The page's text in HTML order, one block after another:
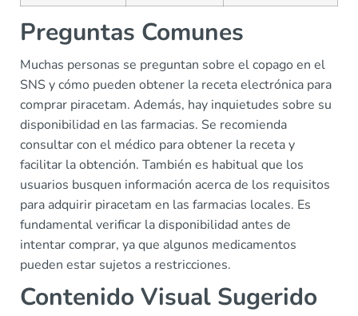
Preguntas Comunes
Muchas personas se preguntan sobre el copago en el
SNS y cómo pueden obtener la receta electrónica para
comprar piracetam. Además, hay inquietudes sobre su
disponibilidad en las farmacias. Se recomienda
consultar con el médico para obtener la receta y
facilitar la obtención. También es habitual que los
usuarios busquen información acerca de los requisitos
para adquirir piracetam en las farmacias locales. Es
fundamental verificar la disponibilidad antes de
intentar comprar, ya que algunos medicamentos
pueden estar sujetos a restricciones.
Contenido Visual Sugerido